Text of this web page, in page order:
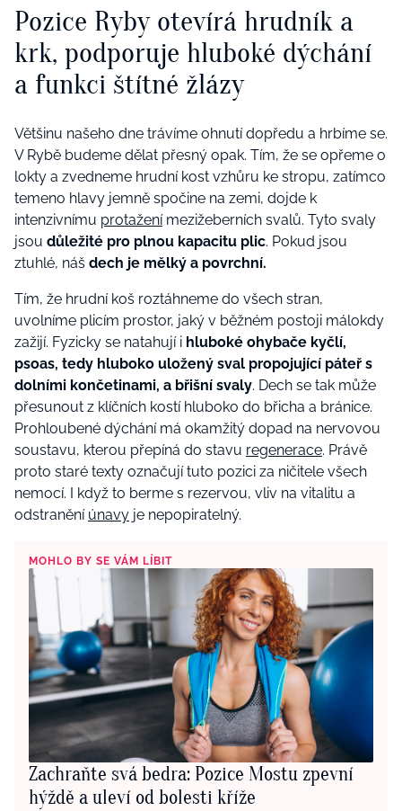
Pozice Ryby otevírá hrudník a
krk, podporuje hluboké dýchání
a funkci štítné žlázy
Většinu našeho dne trávíme ohnutí dopředu a hrbíme se.
V Rybě budeme dělat přesný opak. Tím, že se opřeme o
lokty a zvedneme hrudní kost vzhůru ke stropu, zatímco
temeno hlavy jemně spočine na zemi, dojde k
intenzivnímu protaženímezižeberních svalů. Tyto svaly
jsou důležité pro plnou kapacitu plic. Pokud jsou
ztuhlé, náš dech je mělký a povrchní.
Tím, že hrudní koš roztáhneme do všech stran,
uvolníme plicím prostor, jaký v běžném postoji málokdy
zažijí. Fyzicky se natahují i hluboké ohybače kyčlí,
psoas, tedy hluboko uložený sval propojující páteř s
dolními končetinami, a břišní svaly. Dech se tak může
přesunout z klíčních kostí hluboko do břicha a bránice.
Prohloubené dýchání má okamžitý dopad na nervovou
soustavu, kterou přepíná do stavu regenerace. Právě
proto staré texty označují tuto pozici za ničitele všech
nemocí. I když to berme s rezervou, vliv na vitalitu a
odstranění únavy je nepopiratelný.
MOHLO BY SE VÁM LÍBIT
Zachraňte svá bedra: Pozice Mostu zpevní
hýždě a uleví od bolesti kříže